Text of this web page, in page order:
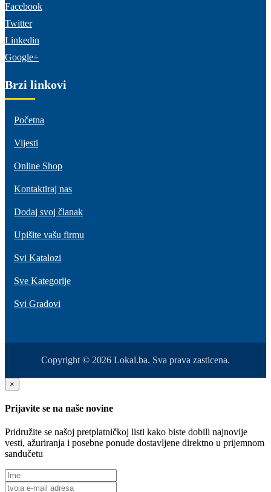
Facebook
Twitter
Linkedin
Google+
Brzi linkovi
Početna
Vijesti
Online Shop
Kontaktiraj nas
Dodaj svoj članak
Upišite vašu firmu
Svi Katalozi
Sve Kategorije
Svi Gradovi
Copyright © 2026 Lokal.ba. Sva prava zasticena.
×
Prijavite se na naše novine
Pridružite se našoj pretplatničkoj listi kako biste dobili najnovije
vesti, ažuriranja i posebne ponude dostavljene direktno u prijemnom
sandučetu